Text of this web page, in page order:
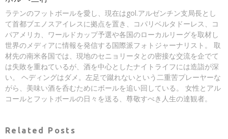
ラテンのフットボールを愛し、現在はgol.アルゼンチン支局長とし
て首都ブエノスアイレスに拠点を置き、コパリベルタドーレス、コ
パアメリカ、ワールドカップ予選や各国のローカルリーグを取材し
世界のメディアに情報を発信する国際派フォトジャーナリスト。 取
材先の南米各国では、現地のセニョリータとの密接な交流を企でて
は失敗を重ねているが、酒を中心としたナイトライフには造詣が深
い。 ヘディングはダメ。左足で蹴れないという二重苦プレーヤーな
がら、美味い酒を呑むためにボールを追い回している。 女性とアル
コールとフットボールの日々を送る、尊敬すべき人生の達観者。
Related Posts